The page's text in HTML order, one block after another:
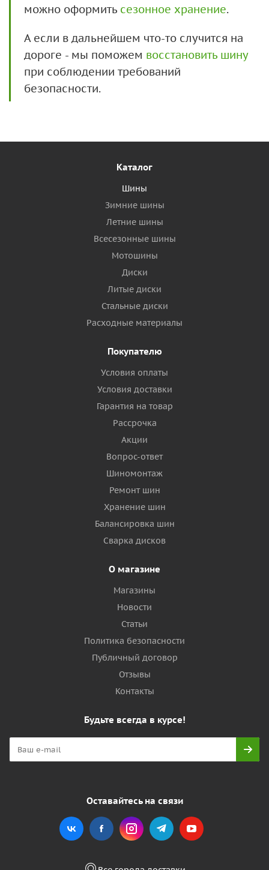
можно оформить сезонное хранение.
А если в дальнейшем что-то случится на
дороге - мы поможем восстановить шину
при соблюдении требований
безопасности.
Каталог
Шины
Зимние шины
Летние шины
Всесезонные шины
Мотошины
Диски
Литые диски
Стальные диски
Расходные материалы
Покупателю
Условия оплаты
Условия доставки
Гарантия на товар
Рассрочка
Акции
Вопрос-ответ
Шиномонтаж
Ремонт шин
Хранение шин
Балансировка шин
Сварка дисков
О магазине
Магазины
Новости
Статьи
Политика безопасности
Публичный договор
Отзывы
Контакты
Будьте всегда в курсе!
Оставайтесь на связи